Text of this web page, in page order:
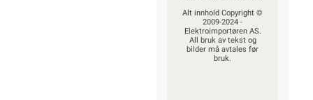
Alt innhold Copyright ©
2009-2024 -
Elektroimportøren AS.
All bruk av tekst og
bilder må avtales før
bruk.